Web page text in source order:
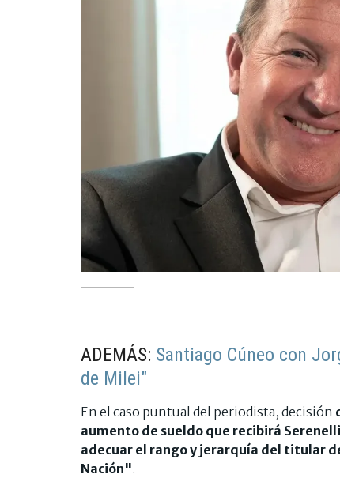
ADEMÁS: Santiago Cúneo con
de Milei"
En el caso puntual del periodista, decisión
aumento de sueldo que recibirá
adecuar el rango y jerarquía del titular
Nación".